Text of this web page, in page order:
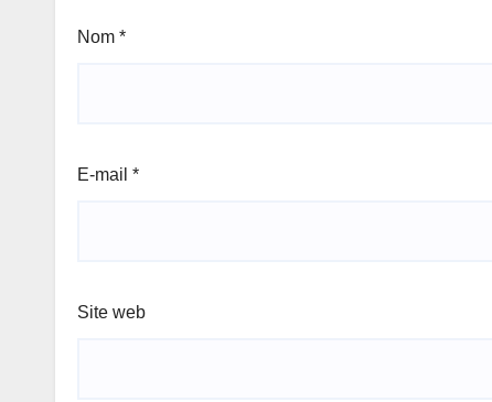
Nom *
E-mail *
Site web